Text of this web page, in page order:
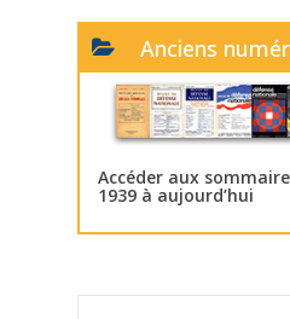
Anciens
Accéder aux
1939 à aujourd’hui